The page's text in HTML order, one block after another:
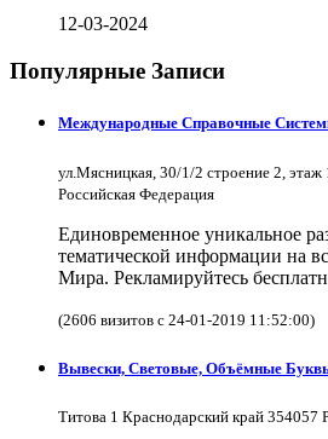
12-03-2024
Популярные Записи
Международные Справочные
ул.Мясницкая, 30/1/2 строение 2,
Российская Федерация
Единовременное уникальное
тематической информации на
Мира. Рекламируйтесь
(2606 визитов с 24-01-2019 11:52:00)
Вывески, Световые, Объёмные
Титова 1 Краснодарский край 354057